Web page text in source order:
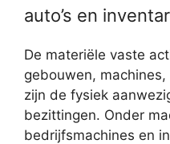
auto’s en
De materiële vaste
gebouwen, machines,
zijn de fysiek
bezittingen. Onder
bedrijfsmachines en